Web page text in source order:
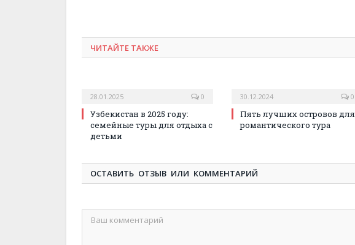
ЧИТАЙТЕ ТАКЖЕ
28.01.2025 0
Узбекистан в 2025 году:
семейные туры для отдыха с
детьми
30.12.2024 0
Пять лучших островов для
романтического тура
ОСТАВИТЬ ОТЗЫВ ИЛИ КОММЕНТАРИЙ